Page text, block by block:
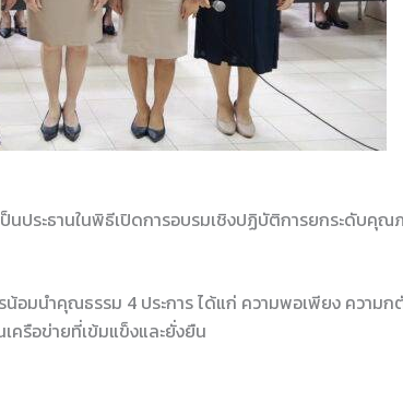
นประธานในพิธีเปิดการอบรมเชิงปฏิบัติการยกระดับคุ
รน้อมนำคุณธรรม 4 ประการ ได้แก่ ความพอเพียง คว
ครือข่ายที่เข้มแข็งและยั่งยืน